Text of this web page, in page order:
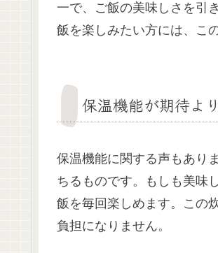
一で、ご飯の美味しさを引
飯を楽しみたい方には、こ
保温機能が期待よ
保温機能に関する声もあり
ちるものです。もしも美味
飯を毎回楽しめます。この
負担になりません。